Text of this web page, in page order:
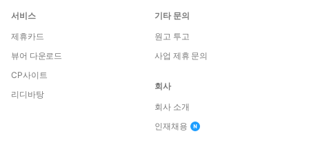
서비스
제휴카드
뷰어 다운로드
CP사이트
리디바탕
기타 문의
원고 투고
사업 제휴 문의
회사
회사 소개
인재채용